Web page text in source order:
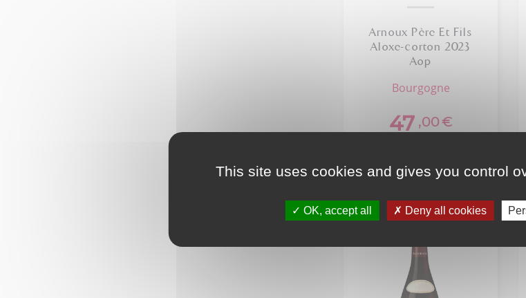
Arnoux Père Et Fils
Aloxe-corton 2023
Aop
bourgogne
47 ,00€
This site uses cookies and gives you control
OK, accept all Deny all cookies